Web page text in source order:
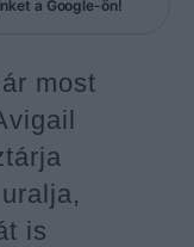
a Google-ön!
most
is